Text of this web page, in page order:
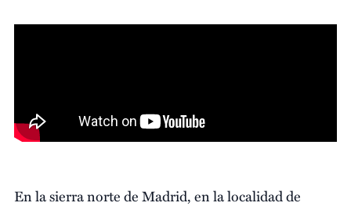
En la sierra norte de Madrid, en la localidad de